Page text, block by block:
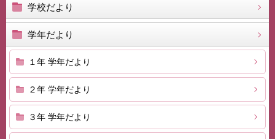
学校だより
学年だより
１年 学年だより
２年 学年だより
３年 学年だより